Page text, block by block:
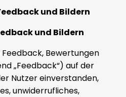
und Bildern
und Bildern
Bewertungen
„Feedback“) auf der
Nutzer einverstanden,
unwiderrufliches,